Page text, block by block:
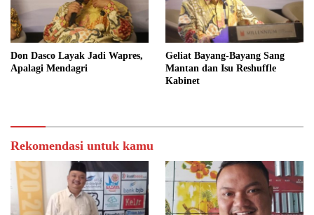
Don Dasco Layak Jadi Wapres,
Apalagi Mendagri
Geliat Bayang-Bayang Sang
Mantan dan Isu Reshuffle
Kabinet
Rekomendasi untuk kamu